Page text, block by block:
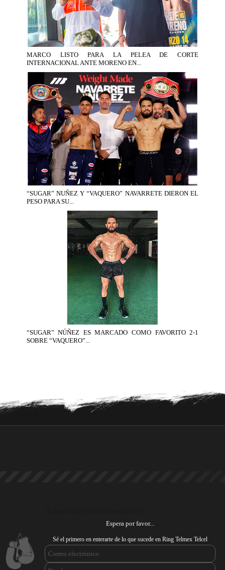
MARCO LISTO PARA LA PELEA DE CORTE
INTERNACIONAL ANTE MORENO EN...
“SUGAR” NUÑEZ Y “VAQUERO” NAVARRETE DIERON EL
PESO PARA SU...
“SUGAR” NÚÑEZ ES MARCADO COMO FAVORITO 2-1
SOBRE “VAQUERO”...
Espera por favor...
Sé el primero en enterarte de lo que sucede en Ring Telmex Telcel